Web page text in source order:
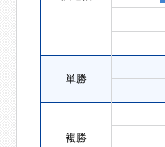
単勝
複勝